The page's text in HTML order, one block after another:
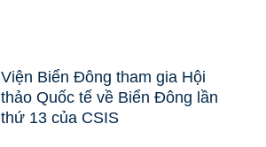
Viện Biển Đông tham gia Hội
thảo Quốc tế về Biển Đông lần
thứ 13 của CSIS